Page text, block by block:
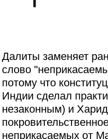
Далиты заменяет
слово
потому что
Индии сделал
незаконным) и
неприкасаемых от